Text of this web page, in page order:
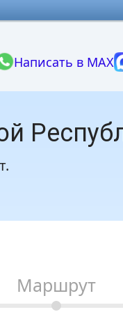
Написать в MAX
Маршрут